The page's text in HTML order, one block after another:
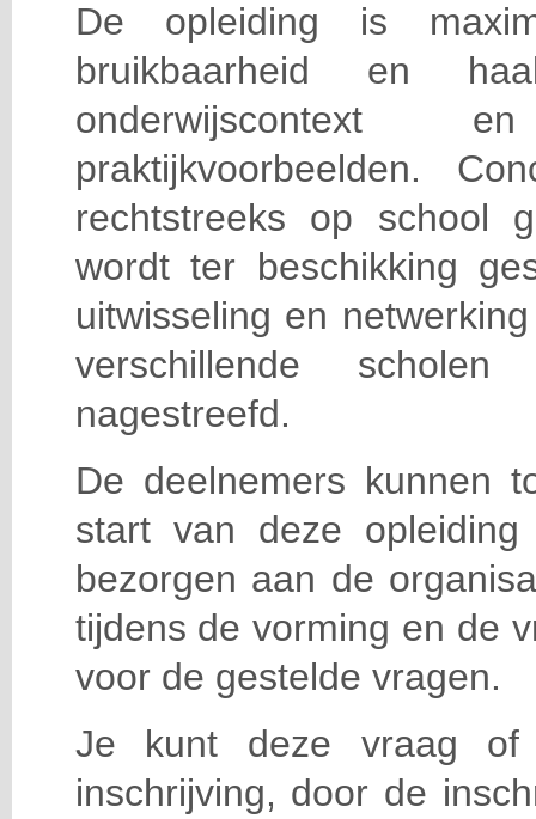
De opleiding is
bruikbaarheid en
praktijkvoorbeelden.
rechtstreeks op school
wordt ter beschikking
uitwisseling en
verschillende scholen
nagestreefd.
De deelnemers kunnen
start van deze
bezorgen aan de
tijdens de vorming en de
voor de gestelde vragen.
Je kunt deze vraag of
inschrijving, door de